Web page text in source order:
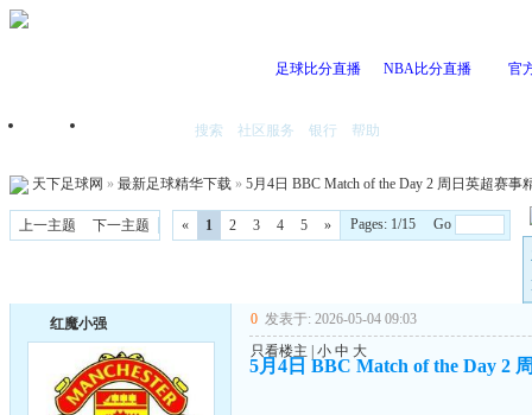
足球比分直播 NBA比分直播 官
首页 搜索 社区服务 银行 帮助
天下足球网 » 最新足球精华下载 » 5月4日 BBC Match of the Day 2 周日英超赛
上一主题 下一主题 « 1 2 3 4 5 »
Pages: 1/15 Go
红魔小强 0 发表于: 2026-05-04 09:03
只看楼主
小 中 大
5月4日 BBC Match of the Day 2